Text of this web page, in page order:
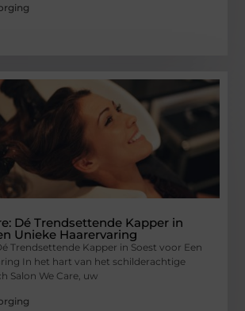
Dé Trendsettende Kapper in
Unieke Haarervaring
Trendsettende Kapper in Soest voor Een
In het hart van het schilderachtige
Salon We Care, uw